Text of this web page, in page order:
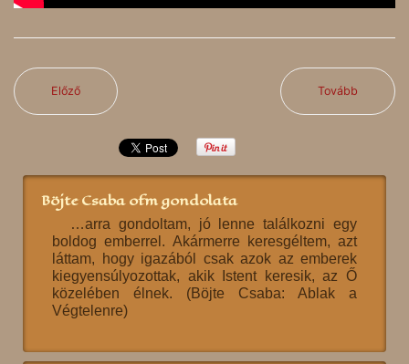
Előző Tovább
Böjte Csaba ofm gondolata
…arra gondoltam, jó lenne találkozni egy
boldog emberrel. Akármerre keresgéltem, azt
láttam, hogy igazából csak azok az emberek
kiegyensúlyozottak, akik Istent keresik, az Ő
közelében élnek. (Böjte Csaba: Ablak a
Végtelenre)